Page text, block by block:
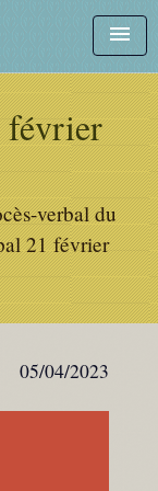
menu
février
verbal du
21 février
05/04/2023